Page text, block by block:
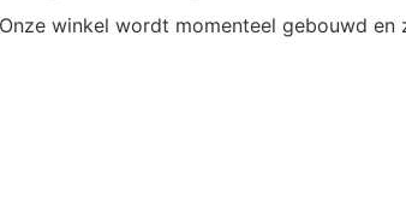
winkel wordt momenteel gebouwd en